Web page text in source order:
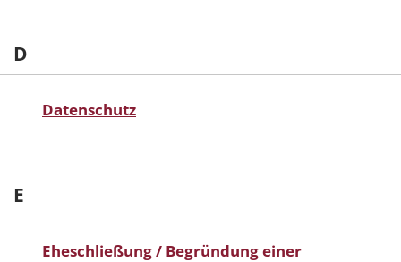
D
Datenschutz
E
Eheschließung / Begründung einer